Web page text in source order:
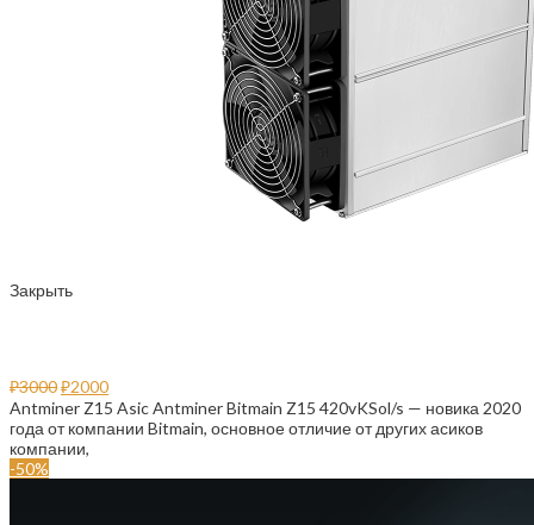
Закрыть
₽3000₽2000
Antminer Z15 Asic Antminer Bitmain Z15 420vKSol/s — новика 2020
года от компании Bitmain, основное отличие от других асиков
компании,
-50%